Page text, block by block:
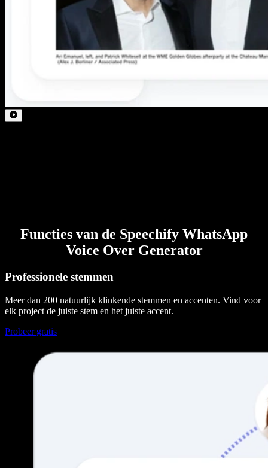
Functies van de Speechify WhatsApp
Voice Over Generator
Professionele stemmen
Meer dan 200 natuurlijk klinkende stemmen en accenten. Vind voor
elk project de juiste stem en het juiste accent.
Probeer gratis